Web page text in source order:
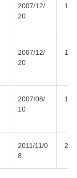
2007/12/
20
2007/12/
20
2007/08/
10
2011/11/0
8